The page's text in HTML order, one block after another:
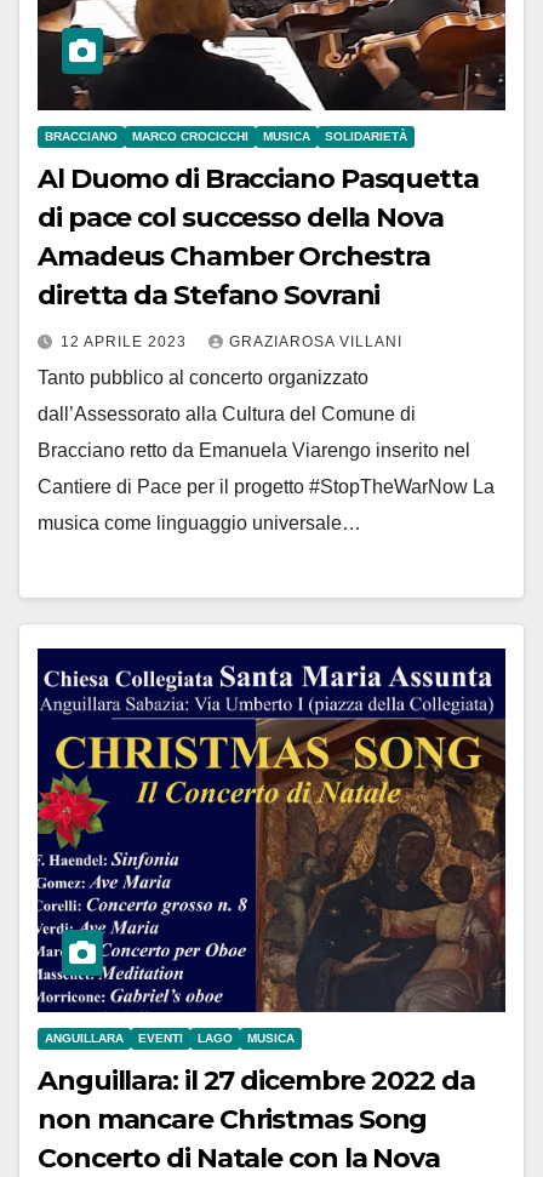
BRACCIANO MARCO CROCICCHI MUSICA SOLIDARIETÀ
Al Duomo di Bracciano Pasquetta
di pace col successo della Nova
Amadeus Chamber Orchestra
diretta da Stefano Sovrani
12 APRILE 2023 GRAZIAROSA VILLANI
Tanto pubblico al concerto organizzato
dall’Assessorato alla Cultura del Comune di
Bracciano retto da Emanuela Viarengo inserito nel
Cantiere di Pace per il progetto #StopTheWarNow La
musica come linguaggio universale…
ANGUILLARA EVENTI LAGO MUSICA
Anguillara: il 27 dicembre 2022 da
non mancare Christmas Song
Concerto di Natale con la Nova